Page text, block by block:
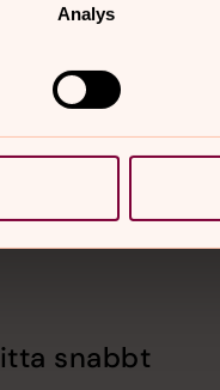
Analys
snabbt